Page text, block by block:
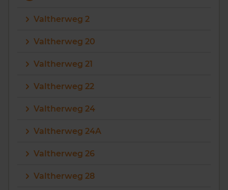
Valtherweg 2
Valtherweg 20
Valtherweg 21
Valtherweg 22
Valtherweg 24
Valtherweg 24A
Valtherweg 26
Valtherweg 28